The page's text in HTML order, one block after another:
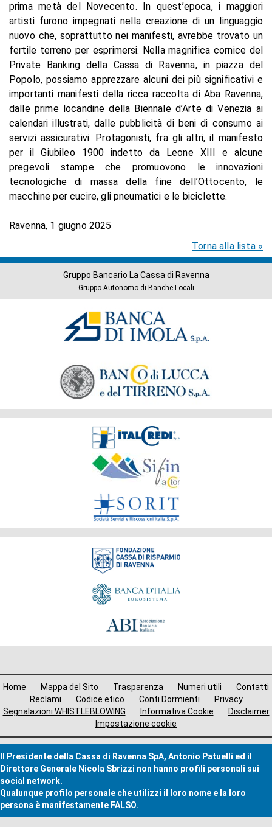
prima metà del Novecento. In quest’epoca, i maggiori
artisti furono impegnati nella creazione di un linguaggio
nuovo che, soprattutto nei manifesti, avrebbe trovato un
fertile terreno per esprimersi. Nella magnifica cornice del
Private Banking della Cassa di Ravenna, in piazza del
Popolo, possiamo apprezzare alcuni dei più significativi e
importanti manifesti della ricca raccolta di Aba Ravenna,
dalle prime locandine della Biennale d’Arte di Venezia ai
calendari illustrati, dalle pubblicità di beni di consumo ai
servizi assicurativi. Protagonisti, fra gli altri, il manifesto
per il Giubileo 1900 indetto da Leone XIII e alcune
pregevoli stampe che promuovono le innovazioni
tecnologiche di massa della fine dell’Ottocento, le
macchine per cucire, gli pneumatici e le biciclette.
Ravenna, 1 giugno 2025
Torna alla lista »
Gruppo Bancario La Cassa di Ravenna
Gruppo Autonomo di Banche Locali
Fondazione
Home Mappa del Sito Trasparenza Numeri utili
Contatti
Reclami
Codice etico Conti Dormienti
Privacy
Segnalazioni WHISTLEBLOWING
Informativa Cookie
Disclaimer
Impostazione cookie
Il Presidente della Cassa di Ravenna SpA, Antonio Patuelli ed il
Direttore Generale Nicola Sbrizzi non hanno profili personali sui
social network.
Qualunque profilo personale che utilizzi il loro nome e la loro
persona è manifestamente FALSO.